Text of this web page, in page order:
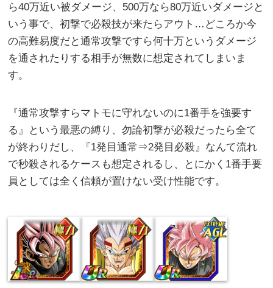
ら40万近い被ダメージ、500万なら80万近いダメージと
いう事で、初撃で必殺技が来たらアウト…どころか今
の高難易度だと通常攻撃ですら何十万というダメージ
を通されたりする相手が無数に想定されてしまいま
す。
『通常攻撃すらマトモに守れないのに1番手を強要す
る』という最悪の縛り、勿論初撃が必殺だったら全て
が終わりだし、『1発目通常⇒2発目必殺』なんて流れ
で秒殺されるケースも想定されるし、とにかく1番手要
員としては全く信頼が置けない受け性能です。